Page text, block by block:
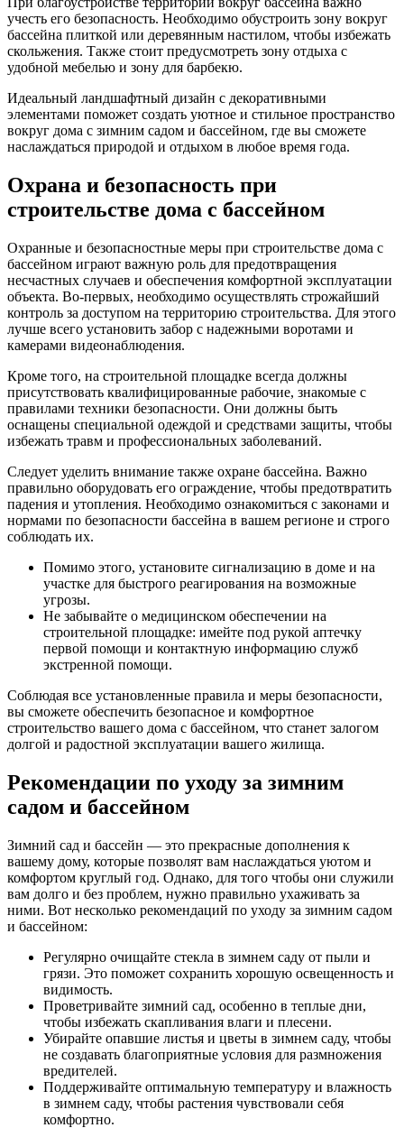
учесть его безопасность. Необходимо обустроить зону вокруг
бассейна плиткой или деревянным настилом, чтобы избежать
скольжения. Также стоит предусмотреть зону отдыха с
удобной мебелью и зону для барбекю.
Идеальный ландшафтный дизайн с декоративными
элементами поможет создать уютное и стильное пространство
вокруг дома с зимним садом и бассейном, где вы сможете
наслаждаться природой и отдыхом в любое время года.
Охрана и безопасность при
строительстве дома с бассейном
Охранные и безопасностные меры при строительстве дома с
бассейном играют важную роль для предотвращения
несчастных случаев и обеспечения комфортной эксплуатации
объекта. Во-первых, необходимо осуществлять строжайший
контроль за доступом на территорию строительства. Для этого
лучше всего установить забор с надежными воротами и
камерами видеонаблюдения.
Кроме того, на строительной площадке всегда должны
присутствовать квалифицированные рабочие, знакомые с
правилами техники безопасности. Они должны быть
оснащены специальной одеждой и средствами защиты, чтобы
избежать травм и профессиональных заболеваний.
Следует уделить внимание также охране бассейна. Важно
правильно оборудовать его ограждение, чтобы предотвратить
падения и утопления. Необходимо ознакомиться с законами и
нормами по безопасности бассейна в вашем регионе и строго
соблюдать их.
Помимо этого, установите сигнализацию в доме и на
участке для быстрого реагирования на возможные
угрозы.
Не забывайте о медицинском обеспечении на
строительной площадке: имейте под рукой аптечку
первой помощи и контактную информацию служб
экстренной помощи.
Соблюдая все установленные правила и меры безопасности,
вы сможете обеспечить безопасное и комфортное
строительство вашего дома с бассейном, что станет залогом
долгой и радостной эксплуатации вашего жилища.
Рекомендации по уходу за зимним
садом и бассейном
Зимний сад и бассейн — это прекрасные дополнения к
вашему дому, которые позволят вам наслаждаться уютом и
комфортом круглый год. Однако, для того чтобы они служили
вам долго и без проблем, нужно правильно ухаживать за
ними. Вот несколько рекомендаций по уходу за зимним садом
и бассейном:
Регулярно очищайте стекла в зимнем саду от пыли и
грязи. Это поможет сохранить хорошую освещенность и
видимость.
Проветривайте зимний сад, особенно в теплые дни,
чтобы избежать скапливания влаги и плесени.
Убирайте опавшие листья и цветы в зимнем саду, чтобы
не создавать благоприятные условия для размножения
вредителей.
Поддерживайте оптимальную температуру и влажность
в зимнем саду, чтобы растения чувствовали себя
комфортно.